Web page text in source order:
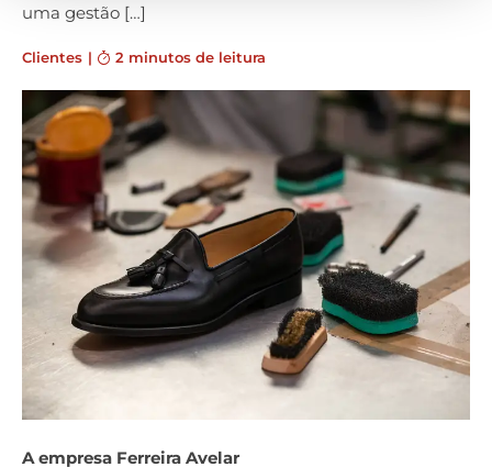
uma gestão […]
Clientes | 2 minutos de leitura
A empresa Ferreira Avelar